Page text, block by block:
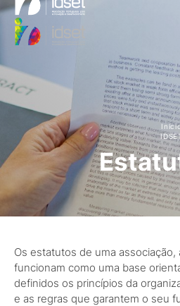
Os estatutos de uma
funcionam como uma base
definidos os princípios da
e as regras que garantem o seu